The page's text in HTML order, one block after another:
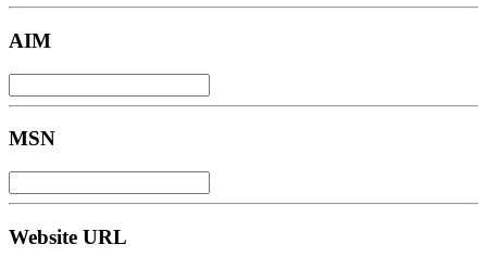
AIM
MSN
Website URL